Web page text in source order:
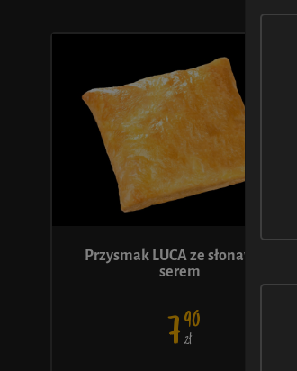
Przysmak LUCA ze słonawym
serem
790
Zł